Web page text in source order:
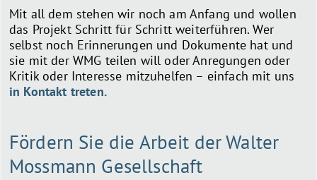
Mit all dem stehen wir noch am Anfang und wollen
das Projekt Schritt für Schritt weiterführen. Wer
selbst noch Erinnerungen und Dokumente hat und
sie mit der WMG teilen will oder Anregungen oder
Kritik oder Interesse mitzuhelfen – einfach mit uns
in Kontakt treten.
Fördern Sie die Arbeit der Walter
Mossmann Gesellschaft